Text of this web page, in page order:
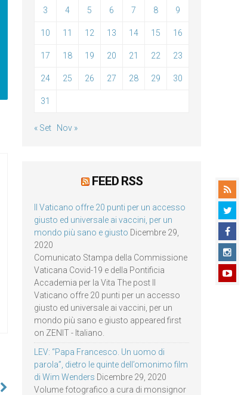
3 4 5 6 7 8 9
10 11 12 13 14 15 16
17 18 19 20 21 22 23
24 25 26 27 28 29 30
31
« Set Nov »
FEED RSS
Il Vaticano offre 20 punti per un accesso
giusto ed universale ai vaccini, per un
mondo più sano e giusto Dicembre 29,
2020
Comunicato Stampa della Commissione
Vaticana Covid-19 e della Pontificia
Accademia per la Vita The post Il
Vaticano offre 20 punti per un accesso
giusto ed universale ai vaccini, per un
mondo più sano e giusto appeared first
on ZENIT - Italiano.
LEV: “Papa Francesco. Un uomo di
parola”, dietro le quinte dell’omonimo film
di Wim Wenders Dicembre 29, 2020
Volume fotografico a cura di monsignor